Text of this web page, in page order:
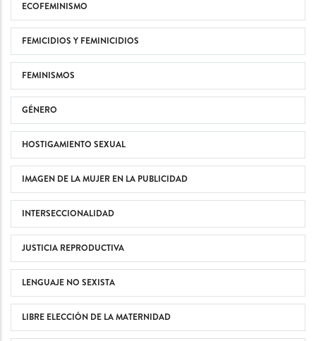
ECOFEMINISMO
FEMICIDIOS Y FEMINICIDIOS
FEMINISMOS
GÉNERO
HOSTIGAMIENTO SEXUAL
IMAGEN DE LA MUJER EN LA PUBLICIDAD
INTERSECCIONALIDAD
JUSTICIA REPRODUCTIVA
LENGUAJE NO SEXISTA
LIBRE ELECCIÓN DE LA MATERNIDAD